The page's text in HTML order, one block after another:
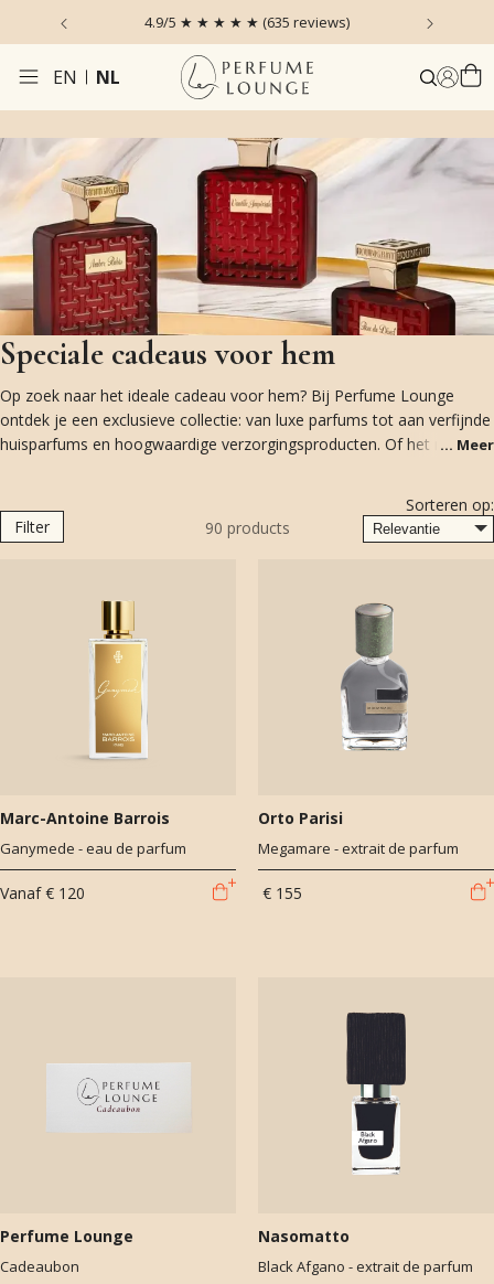
4.9/5 ★ ★ ★ ★ ★ (635 reviews)
EN NL
Speciale cadeaus voor hem
Op zoek naar het ideale cadeau voor hem? Bij Perfume Lounge
ontdek je een exclusieve collectie: van luxe parfums tot aan verfijnde
huisparfums en hoogwaardige verzorgingsproducten. Of het nu gaat
pakken je cadeau feestelijk in! Vergeet niet de optie
‘cadeauverpakking’ aan te vinken bij het afrekenen. Verken de
... Meer
Filter 90 products
Sorteren op:
Marc-Antoine Barrois
Ganymede - eau de parfum
Vanaf € 120
Orto Parisi
Megamare - extrait de parfum
€ 155
Perfume Lounge
Cadeaubon
Nasomatto
Black Afgano - extrait de parfum